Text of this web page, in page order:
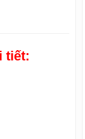
tiết: